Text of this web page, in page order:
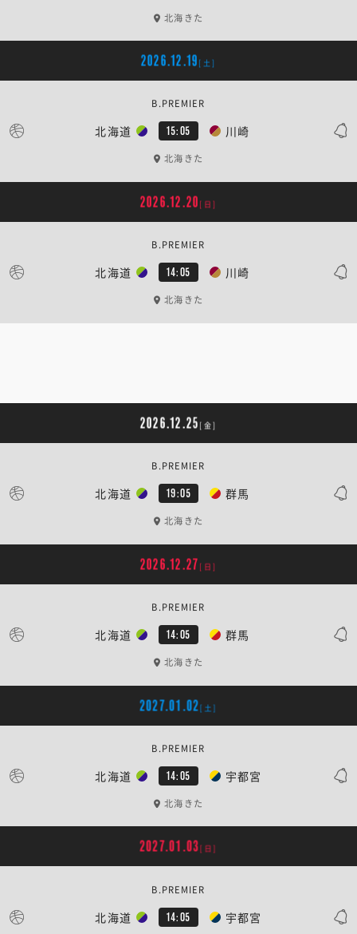
北海きた
2026.12.19 [土]
北海道 15:05 川崎
B.PREMIER
北海きた
2026.12.20 [日]
北海道 14:05 川崎
B.PREMIER
北海きた
2026.12.25 [金]
北海道 19:05 群馬
B.PREMIER
北海きた
2026.12.27 [日]
北海道 14:05 群馬
B.PREMIER
北海きた
2027.01.02[土]
北海道 14:05 宇都宮
B.PREMIER
北海きた
2027.01.03[日]
北海道 14:05 宇都宮
B.PREMIER